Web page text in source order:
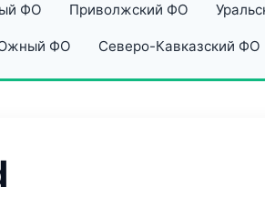
ФО Приволжский ФО
ФО Северо-Кавказский ФО